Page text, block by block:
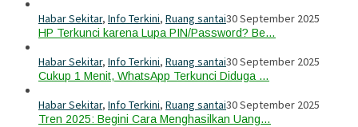
Habar Sekitar, Info Terkini, Ruang santai30 September 2025
HP Terkunci karena Lupa PIN/Password? Be…
Habar Sekitar, Info Terkini, Ruang santai30 September 2025
Cukup 1 Menit, WhatsApp Terkunci Diduga …
Habar Sekitar, Info Terkini, Ruang santai30 September 2025
Tren 2025: Begini Cara Menghasilkan Uang…